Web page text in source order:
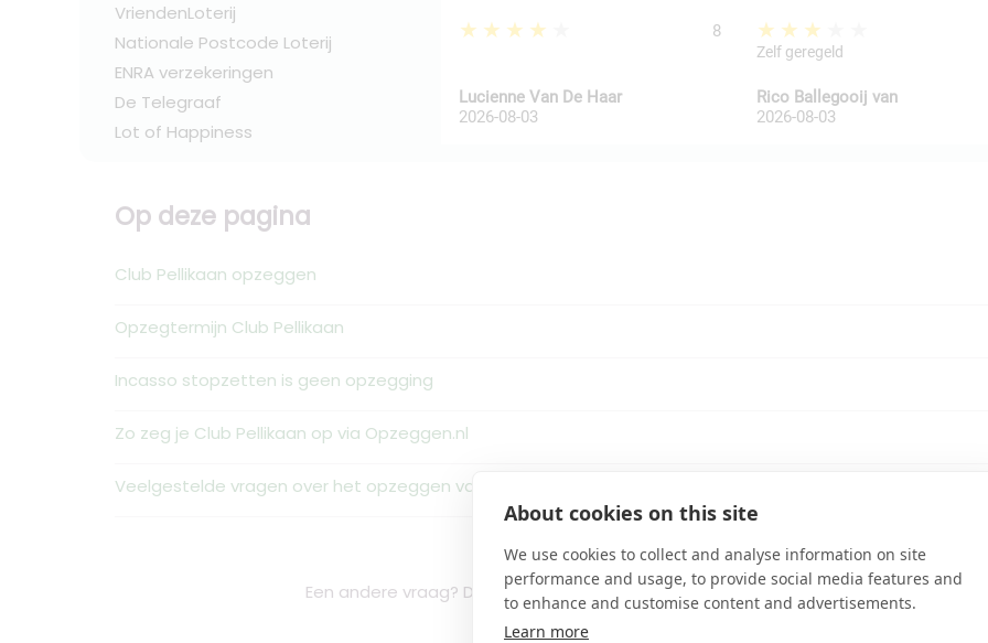
About cookies on this site
We use cookies to collect and analyse information on site
performance and usage, to provide social media features and
to enhance and customise content and advertisements.
Learn more
VriendenLoterij
Nationale Postcode Loterij
ENRA verzekeringen
De Telegraaf
Lot of Happiness
★★★★★ 8
Lucienne Van De Haar
2026-08-03
★★★★★
Zelf geregeld
Rico Ballegooij van
2026-08-03
Op deze pagina
Club Pellikaan opzeggen
Opzegtermijn Club Pellikaan
Incasso stopzetten is geen opzegging
Zo zeg je Club Pellikaan op via Opzeggen.nl
Veelgestelde vragen over het opzeggen van Club Pellikaan
Een andere vraag? De snelste manier om het antwoord te vinden is via onzeveel